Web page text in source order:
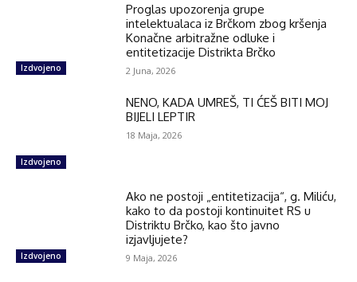
Izdvojeno
Proglas upozorenja grupe
intelektualaca iz Brčkom zbog kršenja
Konačne arbitražne odluke i
entitetizacije Distrikta Brčko
2 Juna, 2026
Izdvojeno
NENO, KADA UMREŠ, TI ĆEŠ BITI MOJ
BIJELI LEPTIR
18 Maja, 2026
Izdvojeno
Ako ne postoji „entitetizacija“, g. Miliću,
kako to da postoji kontinuitet RS u
Distriktu Brčko, kao što javno
izjavljujete?
9 Maja, 2026